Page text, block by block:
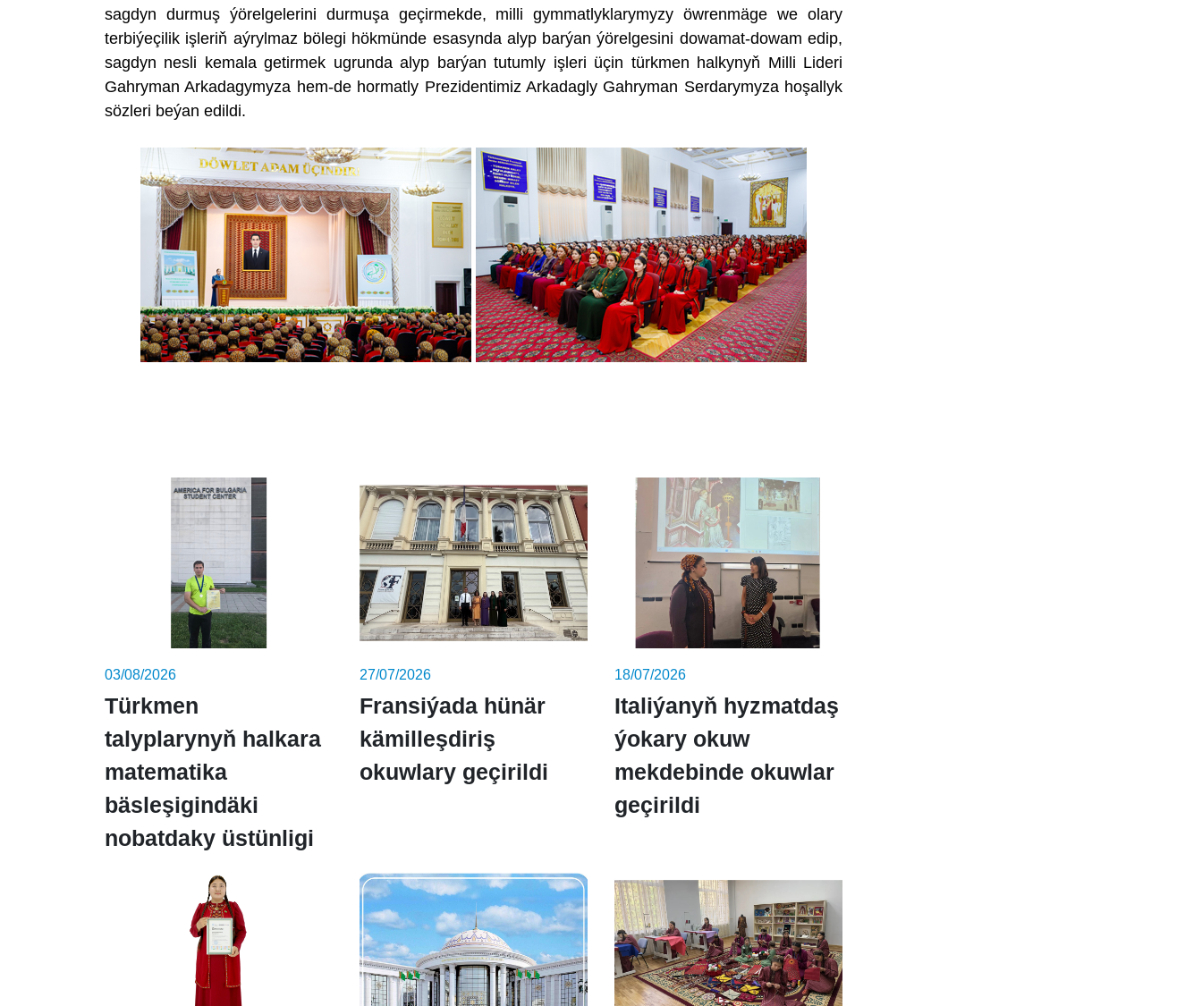
sagdyn durmuş ýörelgelerini durmuşa geçirmekde, milli gymmatlyklarymyzy öwrenmäge we olary
terbiýeçilik işleriň aýrylmaz bölegi hökmünde esasynda alyp barýan ýörelgesini dowamat-dowam edip,
sagdyn nesli kemala getirmek ugrunda alyp barýan tutumly işleri üçin türkmen halkynyň Milli Lideri
Gahryman Arkadagymyza hem-de hormatly Prezidentimiz Arkadagly Gahryman Serdarymyza hoşallyk
sözleri beýan edildi.
03/08/2026
Türkmen
talyplarynyň halkara
matematika
bäsleşigindäki
nobatdaky üstünligi
27/07/2026
Fransiýada hünär
kämilleşdiriş
okuwlary geçirildi
18/07/2026
Italiýanyň hyzmatdaş
ýokary okuw
mekdebinde okuwlar
geçirildi